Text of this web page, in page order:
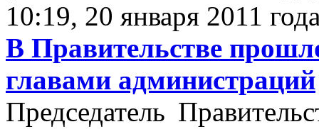
10:19, 20 января 2011
В Правительстве
главами администраций
Председатель